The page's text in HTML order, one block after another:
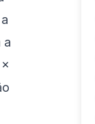
a